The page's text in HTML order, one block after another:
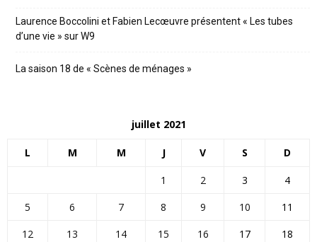
Laurence Boccolini et Fabien Lecœuvre présentent « Les tubes
d’une vie » sur W9
La saison 18 de « Scènes de ménages »
juillet 2021
L M M J V S D
1 2 3
4
5
6 7 8 9 10
11
12
13 14 15 16 17
18